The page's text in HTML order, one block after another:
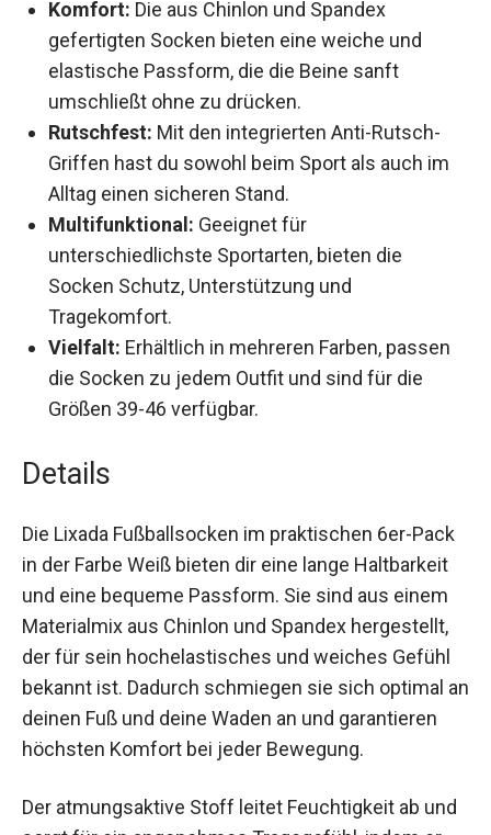
Das Wichtigste in Kürze
Komfort:Die aus Chinlon und Spandex
gefertigten Socken bieten eine weiche und
elastische Passform, die die Beine sanft
umschließt ohne zu drücken.
Rutschfest: Mit den integrierten Anti-Rutsch-
Griffen hast du sowohl beim Sport als auch im
Alltag einen sicheren Stand.
Multifunktional:Geeignet für
unterschiedlichste Sportarten, bieten die
Socken Schutz, Unterstützung und
Tragekomfort.
Vielfalt:Erhältlich in mehreren Farben, passen
Größen 39-46 verfügbar.
Details
Die Lixada Fußballsocken im praktischen 6er-
Pack in der Farbe Weiß bieten dir eine lange
Haltbarkeit und eine bequeme Passform. Sie sind
aus einem Materialmix aus Chinlon und Spandex
hergestellt, der für sein hochelastisches und
weiches Gefühl bekannt ist. Dadurch schmiegen
an und garantieren höchsten Komfort bei jeder